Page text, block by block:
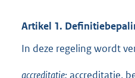
Artikel 1.
In deze regeling wordt
accreditatie: accreditatie,